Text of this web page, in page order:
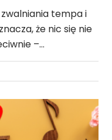
tempa i
że nic się nie
–…